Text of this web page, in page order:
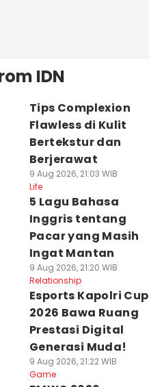
IDN
Tips Complexion
Flawless di Kulit
Bertekstur dan
Berjerawat
9 Aug 2026, 21:03 WIB
Life
5 Lagu Bahasa
Inggris tentang
Pacar yang Masih
Ingat Mantan
9 Aug 2026, 21:20 WIB
Relationship
Esports Kapolri Cup
2026 Bawa Ruang
Prestasi Digital
Generasi Muda!
9 Aug 2026, 21:22 WIB
Game